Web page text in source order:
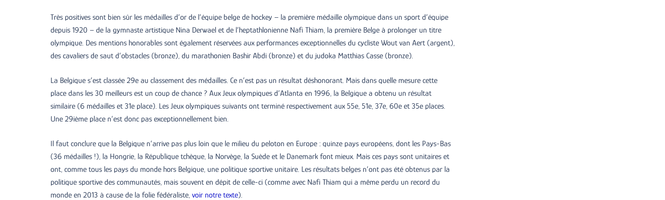
Très positives sont bien sûr les médailles d’or de l’équipe belge de hockey – la première médaille olympique dans un sport d’équipe
depuis 1920 – de la gymnaste artistique Nina Derwael et de l’heptathlonienne Nafi Thiam, la première Belge à prolonger un titre
olympique. Des mentions honorables sont également réservées aux performances exceptionnelles du cycliste Wout van Aert (argent),
des cavaliers de saut d’obstacles (bronze), du marathonien Bashir Abdi (bronze) et du judoka Matthias Casse (bronze).
La Belgique s’est classée 29e au classement des médailles. Ce n’est pas un résultat déshonorant. Mais dans quelle mesure cette
place dans les 30 meilleurs est un coup de chance ? Aux Jeux olympiques d’Atlanta en 1996, la Belgique a obtenu un résultat
similaire (6 médailles et 31e place). Les Jeux olympiques suivants ont terminé respectivement aux 55e, 51e, 37e, 60e et 35e places.
Une 29ième place n’est donc pas exceptionnellement bien.
Il faut conclure que la Belgique n’arrive pas plus loin que le milieu du peloton en Europe : quinze pays européens, dont les Pays-Bas
(36 médailles !), la Hongrie, la République tchèque, la Norvège, la Suède et le Danemark font mieux. Mais ces pays sont unitaires et
ont, comme tous les pays du monde hors Belgique, une politique sportive unitaire. Les résultats belges n’ont pas été obtenus par la
politique sportive des communautés, mais souvent en dépit de celle-ci (comme avec Nafi Thiam qui a même perdu un record du
monde en 2013 à cause de la folie fédéraliste, voir notre texte).